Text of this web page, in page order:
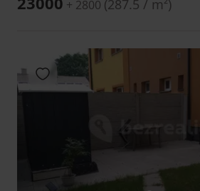
+ 2800 (287.5 / m²)
Add to favorites